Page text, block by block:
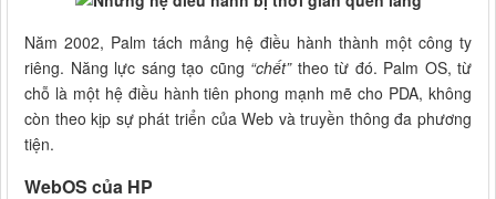
Năm 2002, Palm tách mảng hệ điều hành thành một công ty
riêng. Năng lực sáng tạo cũng “chết”theo từ đó. Palm OS, từ
chỗ là một hệ điều hành tiên phong mạnh mẽ cho PDA, không
còn theo kịp sự phát triển của Web và truyền thông đa phương
tiện.
WebOS của HP